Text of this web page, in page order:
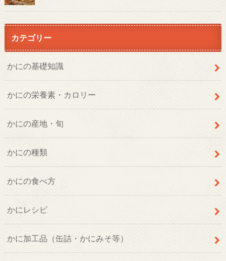
カテゴリー
かにの基礎知識
かにの栄養素・カロリー
かにの産地・旬
かにの種類
かにの食べ方
かにレシピ
かに加工品（缶詰・かにみそ等）